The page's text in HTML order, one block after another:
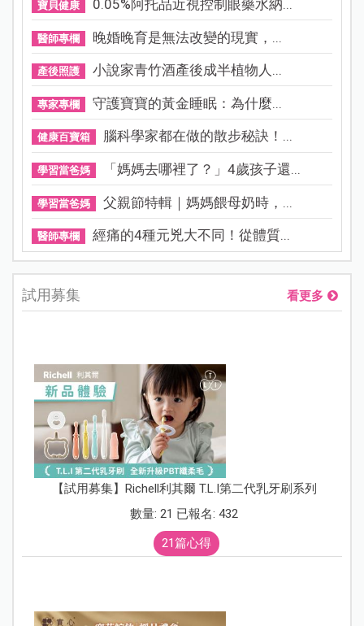
寶貝健康 0.05%阿托品近視控制眼藥水納...
醫師專欄 晚婚晚育是無法改變的現實，...
產後照護 小說家青竹酒產後成半植物人...
專家專欄 守護寶寶的黃金睡眠：為什麼...
健康百寶箱 腦科學家都在做的散步秘訣！...
學習當爸媽 「媽媽去哪裡了？」4歲孩子還...
學習當爸媽 父親節特輯｜媽媽餵母奶時，...
醫師專欄 經痛的4種元兇大不同！從體質...
試用募集 看更多
【試用募集】Richell利其爾 T.L.I第二代乳牙刷系列
數量: 21 已報名: 432
21篇心得